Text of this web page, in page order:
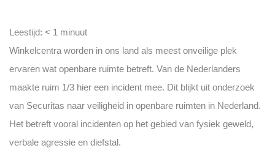
Leestijd: < 1 minuut
Winkelcentra worden in ons land als meest onveilige plek
ervaren wat openbare ruimte betreft. Van de Nederlanders
maakte ruim 1/3 hier een incident mee. Dit blijkt uit onderzoek
van Securitas naar veiligheid in openbare ruimten in Nederland.
Het betreft vooral incidenten op het gebied van fysiek geweld,
verbale agressie en diefstal.